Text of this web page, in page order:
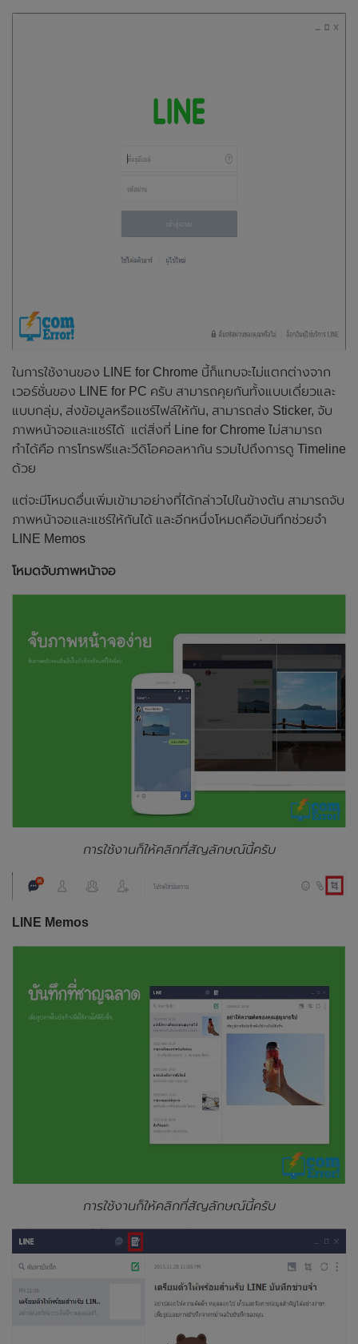
ในการใช้งานของ LINE for Chrome นี้ก็แทบจะไม่แตกต่างจาก
เวอร์ชั่นของ LINE for PC ครับ สามารถคุยกันทั้งแบบเดี่ยวและ
แบบกลุ่ม, ส่งข้อมูลหรือแชร์ไฟล์ให้กัน, สามารถส่ง Sticker, จับ
ภาพหน้าจอและแชร์ได้ แต่สิ่งที่ Line for Chrome ไม่สามารถ
ทำได้คือ การโทรฟรีและวีดิโอคอลหากัน รวมไปถึงการดู Timeline
ด้วย
แต่จะมีโหมดอื่นเพิ่มเข้ามาอย่างที่ได้กล่าวไปในข้างต้น สามารถจับ
ภาพหน้าจอและแชร์ให้กันได้ และอีกหนึ่งโหมดคือบันทึกช่วยจำ
LINE Memos
โหมดจับภาพหน้าจอ
การใช้งานก็ให้คลิกที่สัญลักษณ์นี้ครับ
LINE Memos
การใช้งานก็ให้คลิกที่สัญลักษณ์นี้ครับ